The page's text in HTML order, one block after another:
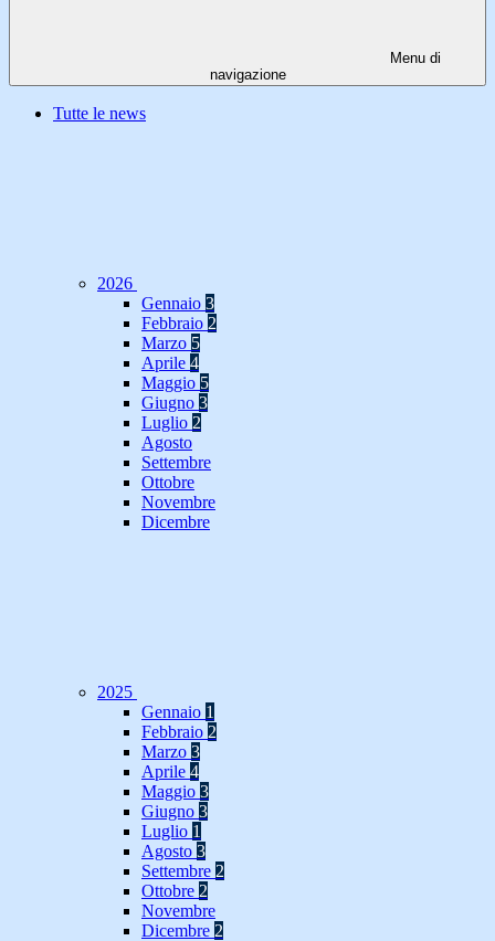
Menu di
navigazione
Tutte le news
2026
Gennaio 3
Febbraio 2
Marzo 5
Aprile 4
Maggio 5
Giugno 3
Luglio 2
Agosto
Settembre
Ottobre
Novembre
Dicembre
2025
Gennaio 1
Febbraio 2
Marzo 3
Aprile 4
Maggio 3
Giugno 3
Luglio 1
Agosto 3
Settembre 2
Ottobre 2
Novembre
Dicembre 2